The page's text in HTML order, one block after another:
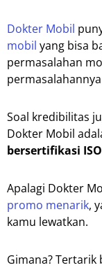
Dokter Mobil
mobil yang bisa
permasalahan
Soal kredibilitas
Dokter Mobil
bersertifikasi
Apalagi Dokter
promo menarik,
kamu lewatkan.
Gimana? Tertarik